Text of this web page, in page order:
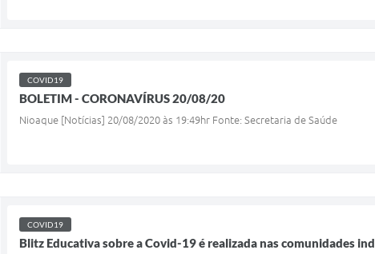
COVID19
BOLETIM - CORONAVÍRUS 20/08/20
Nioaque [Notícias] 20/08/2020 às 19:49hr Fonte: Secretaria de Saúde
COVID19
Blitz Educativa sobre a Covid-19 é realizada nas comunidades